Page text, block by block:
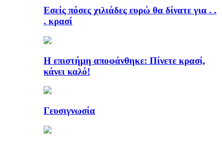
Εσείς πόσες χιλιάδες ευρώ θα δίνατε για . .
. κρασί
Η επιστήμη αποφάνθηκε: Πίνετε κρασί,
κάνει καλό!
Γευσιγνωσία